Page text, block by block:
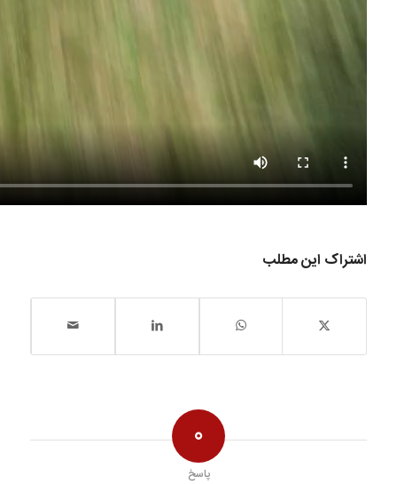
اشتراک این مطلب
0
پاسخ